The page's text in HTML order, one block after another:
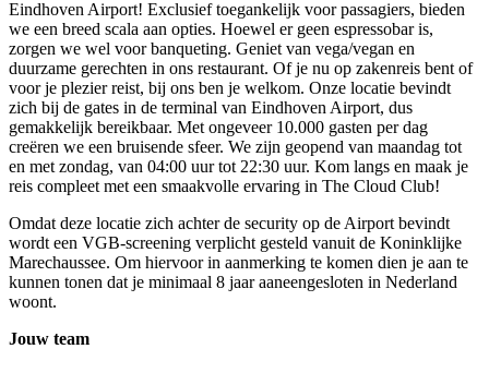
Eindhoven Airport! Exclusief toegankelijk voor passagiers, bieden
we een breed scala aan opties. Hoewel er geen espressobar is,
zorgen we wel voor banqueting. Geniet van vega/vegan en
duurzame gerechten in ons restaurant. Of je nu op zakenreis bent of
voor je plezier reist, bij ons ben je welkom. Onze locatie bevindt
zich bij de gates in de terminal van Eindhoven Airport, dus
gemakkelijk bereikbaar. Met ongeveer 10.000 gasten per dag
creëren we een bruisende sfeer. We zijn geopend van maandag tot
en met zondag, van 04:00 uur tot 22:30 uur. Kom langs en maak je
reis compleet met een smaakvolle ervaring in The Cloud Club!
Omdat deze locatie zich achter de security op de Airport bevindt
wordt een VGB-screening verplicht gesteld vanuit de Koninklijke
Marechaussee. Om hiervoor in aanmerking te komen dien je aan te
kunnen tonen dat je minimaal 8 jaar aaneengesloten in Nederland
woont.
Jouw team